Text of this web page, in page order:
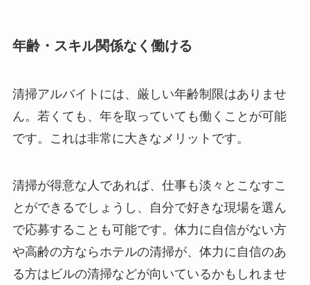
年齢・スキル関係なく働ける
清掃アルバイトには、厳しい年齢制限はありませ
ん。若くても、年を取っていても働くことが可能
です。これは非常に大きなメリットです。
清掃が得意な人であれば、仕事も淡々とこなすこ
とができるでしょうし、自分で好きな現場を選ん
で応募することも可能です。体力に自信がない方
や高齢の方ならホテルの清掃が、体力に自信のあ
る方はビルの清掃などが向いているかもしれませ